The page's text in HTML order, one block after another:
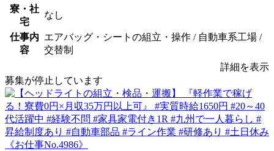
寮・社
宅
なし
仕事内
容
エアバッグ・シートの組立・操作 / 自動車系工場 /
交替制
詳細を表示
募集が停止しています